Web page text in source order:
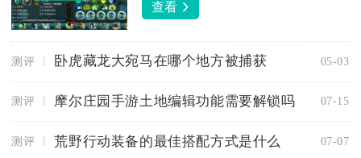
查看
测评 卧虎藏龙大宛马在哪个地方被捕获 05-03
测评 摩尔庄园手游土地编辑功能需要解锁吗 07-15
测评 荒野行动装备的最佳搭配方式是什么 07-07